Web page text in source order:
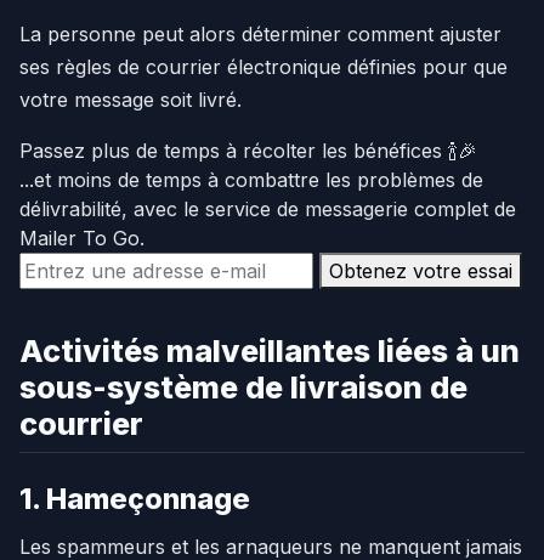
La personne peut alors déterminer comment ajuster
ses règles de courrier électronique définies pour que
votre message soit livré.
Passez plus de temps à récolter les bénéfices 🍾🎉
...et moins de temps à combattre les problèmes de
délivrabilité, avec le service de messagerie complet de
Mailer To Go.
Obtenez votre essai
Activités malveillantes liées à un
sous-système de livraison de
courrier
1. Hameçonnage
Les spammeurs et les arnaqueurs ne manquent jamais